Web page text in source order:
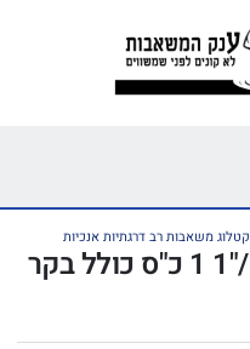
קטלוג משאבות רב דרגתיות אנכיות
משאבה להגברת לחץ "1/"1 1 כ"ס כולל בקר